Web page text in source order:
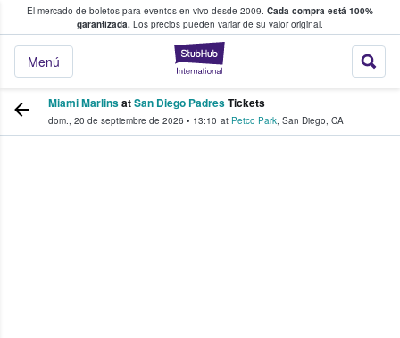
El mercado de boletos para eventos en vivo desde 2009. Cada compra está 100%
garantizada. Los precios pueden variar de su valor original.
StubHub: donde
Menú
fans compran y venden boletos
Miami MarlinsatSan Diego PadresTickets
dom., 20 de septiembre de 2026 • 13:10 at Petco Park, San Diego, CA